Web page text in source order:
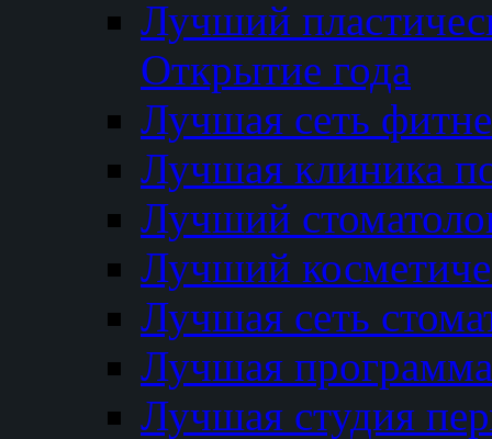
Лучший
Открытие года
Лучшая сеть
Лучшая клиника
Лучший
Лучший
Лучшая сеть
Лучшая программа
Лучшая студия